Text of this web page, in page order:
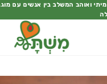
ואוהב המשלב בין אנשים עם